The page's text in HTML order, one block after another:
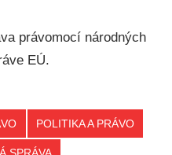
právomocí národných
EÚ.
POLITIKA A PRÁVO